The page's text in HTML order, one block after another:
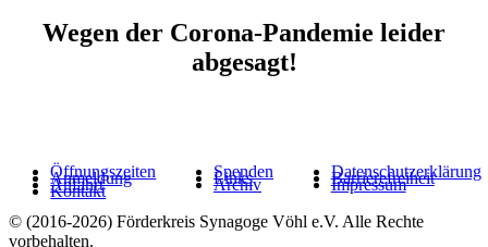
Wegen der Corona-Pandemie leider
abgesagt!
Öffnungszeiten
Anmeldung
Anfahrt
Kontakt
Spenden
Links
Archiv
Datenschutzerklärung
Barrierefreiheit
Impressum
© (2016-2026) Förderkreis Synagoge Vöhl e.V. Alle Rechte
vorbehalten.